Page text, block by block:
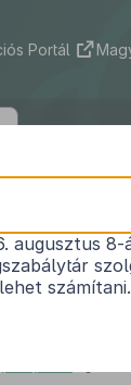
Portál
(I.
és a
augusztus